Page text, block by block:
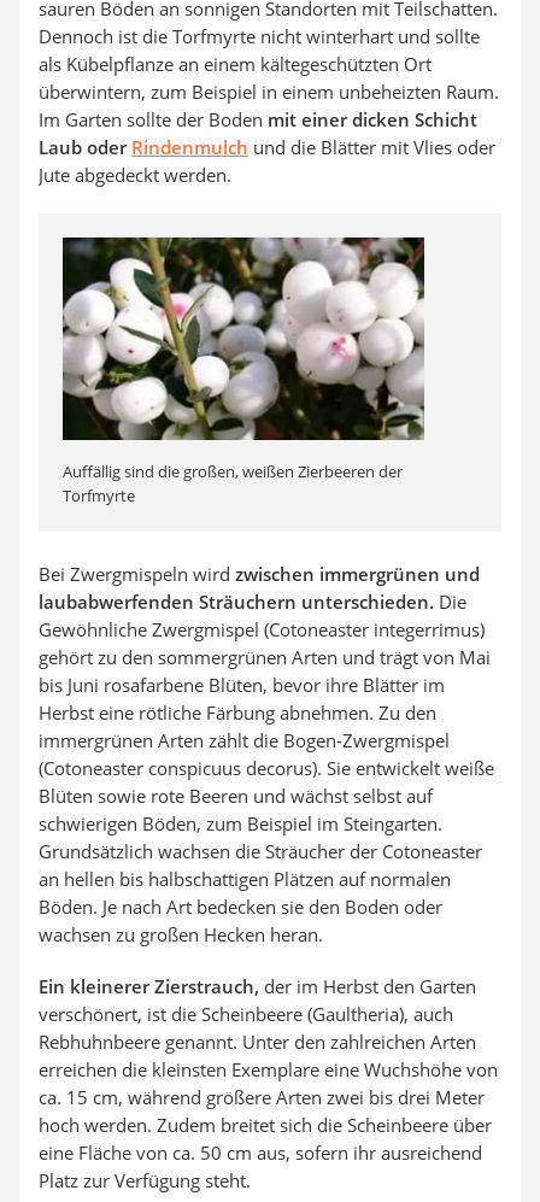
sauren Böden an sonnigen Standorten mit Teilschatten.
Dennoch ist die Torfmyrte nicht winterhart und sollte
als Kübelpflanze an einem kältegeschützten Ort
überwintern, zum Beispiel in einem unbeheizten Raum.
Im Garten sollte der Boden mit einer dicken Schicht
Laub oder Rindenmulch und die Blätter mit Vlies oder
Jute abgedeckt werden.
Auffällig sind die großen, weißen Zierbeeren der
Torfmyrte
Bei Zwergmispeln wird zwischen immergrünen und
laubabwerfenden Sträuchern unterschieden. Die
Gewöhnliche Zwergmispel (Cotoneaster integerrimus)
gehört zu den sommergrünen Arten und trägt von Mai
bis Juni rosafarbene Blüten, bevor ihre Blätter im
Herbst eine rötliche Färbung abnehmen. Zu den
immergrünen Arten zählt die Bogen-Zwergmispel
(Cotoneaster conspicuus decorus). Sie entwickelt weiße
Blüten sowie rote Beeren und wächst selbst auf
schwierigen Böden, zum Beispiel im Steingarten.
Grundsätzlich wachsen die Sträucher der Cotoneaster
an hellen bis halbschattigen Plätzen auf normalen
Böden. Je nach Art bedecken sie den Boden oder
wachsen zu großen Hecken heran.
Ein kleinerer Zierstrauch, der im Herbst den Garten
verschönert, ist die Scheinbeere (Gaultheria), auch
Rebhuhnbeere genannt. Unter den zahlreichen Arten
erreichen die kleinsten Exemplare eine Wuchshöhe von
ca. 15 cm, während größere Arten zwei bis drei Meter
hoch werden. Zudem breitet sich die Scheinbeere über
eine Fläche von ca. 50 cm aus, sofern ihr ausreichend
Platz zur Verfügung steht.